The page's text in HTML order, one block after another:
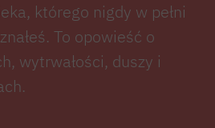
którego nigdy w pełni
To opowieść o
wytrwałości, duszy i